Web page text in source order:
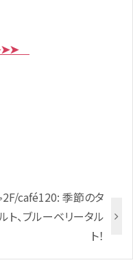
café120: 季節のタ
ト、ブルーベリータル
ト！